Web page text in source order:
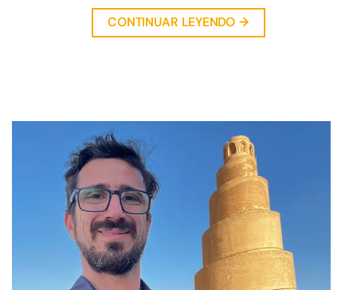
CONTINUAR LEYENDO→